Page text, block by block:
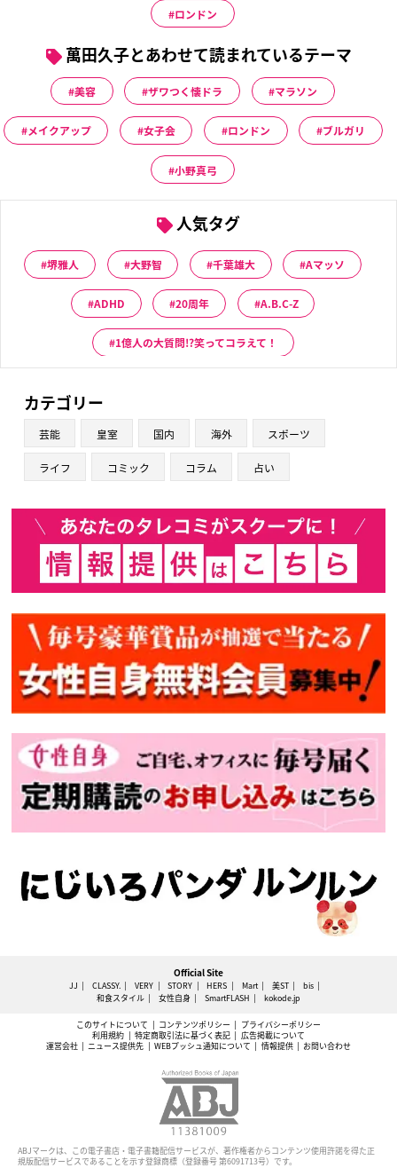
ロンドン
萬田久子とあわせて読まれているテーマ
美容 ザワつく懐ドラ マラソン
メイクアップ 女子会 ロンドン ブルガリ
小野真弓
人気タグ
堺雅人 大野智 千葉雄大 Aマッソ
ADHD 20周年 A.B.C-Z
1億人の大質問!?笑ってコラえて！
カテゴリー
芸能 皇室 国内 海外 スポーツ
ライフ コミック コラム 占い
Official Site
JJ CLASSY. VERY STORY HERS Mart 美ST
bis
和食スタイル
女性自身 SmartFLASH kokode.jp
このサイトについて コンテンツポリシー
プライバシーポリシー
利用規約
特定商取引法に基づく表記
広告掲載について
運営会社
ニュース提供先 WEBプッシュ通知について 情報提供 お問い合わせ
ABJマークは、この電子書店・電子書籍配信サービスが、著作権者からコンテンツ使用許諾を得た正
規版配信サービスであることを示す登録商標（登録番号 第6091713号）です。